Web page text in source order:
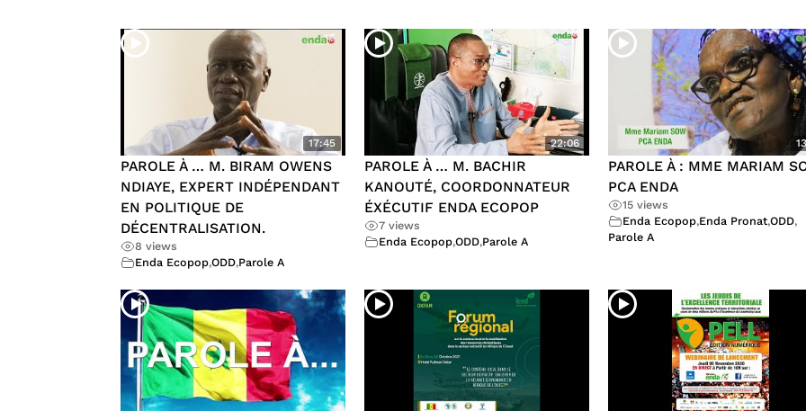
17:45
PAROLE À … M. BIRAM OWENS
NDIAYE, EXPERT INDÉPENDANT
EN POLITIQUE DE
DÉCENTRALISATION.
8 views
Enda Ecopop,ODD,Parole A
22:06
PAROLE À … M. BACHIR
KANOUTÉ, COORDONNATEUR
ÉXÉCUTIF ENDA ECOPOP
7 views
Enda Ecopop,ODD,Parole A
PAROLE À : MME MARIAM
PCA ENDA
15 views
Enda Ecopop,Enda Pronat,ODD,
Parole A